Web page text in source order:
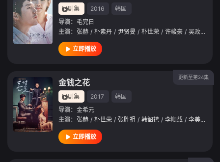
剧集 2016
韩国
导演： 毛完日
主演： 张赫 / 朴素丹 / 尹贤旻 / 朴世荣 / 许峻豪 / 吴政世
立即播放
更新至第24集
金钱之花
剧集 2017
韩国
导演： 金希元
主演： 张赫 / 朴世荣 / 张胜祖 / 韩韶禧 / 李顺载 / 李美淑
立即播放